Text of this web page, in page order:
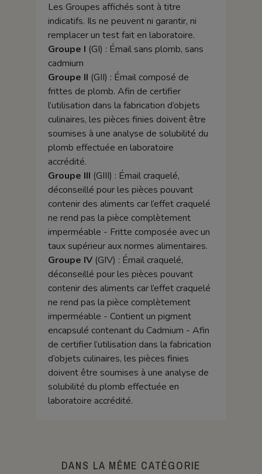
Les Groupes affichés sont à titre
indicatifs. Ils ne peuvent ni garantir, ni
remplacer un test fait en laboratoire.
Groupe I (GI) : Émail sans plomb, sans
cadmium
Groupe II (GII) : Émail composé de
frittes de plomb. Afin de certifier
l’utilisation dans la fabrication d’objets
culinaires, les pièces finies doivent être
soumises à une analyse de solubilité du
plomb effectuée en laboratoire
accrédité.
Groupe III (GIII) : Émail craquelé,
déconseillé pour les pièces pouvant
contenir des aliments car l’effet craquelé
ne rend pas la pièce complètement
imperméable - Fritte composée avec un
taux supérieur aux normes alimentaires.
Groupe IV(GIV) : Émail craquelé,
déconseillé pour les pièces pouvant
contenir des aliments car l’effet craquelé
ne rend pas la pièce complètement
imperméable - Contient un pigment
encapsulé contenant du Cadmium - Afin
de certifier l’utilisation dans la fabrication
d’objets culinaires, les pièces finies
doivent être soumises à une analyse de
solubilité du plomb effectuée en
laboratoire accrédité.
DANS LA MÊME CATÉGORIE